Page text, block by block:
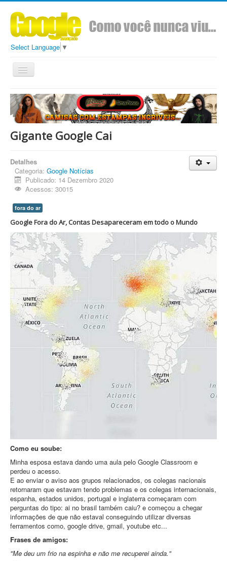
Select Language ▼
Toggle
Navigation
Gigante Google Cai
Detalhes
Categoria: Google Notícias
Publicado: 14 Dezembro 2020
Acessos: 30015
fora do ar
Google Fora do Ar, Contas Desapareceram em todo o Mundo
Como eu soube:
Minha esposa estava dando uma aula pelo Google Classroom e
perdeu o acesso.
E ao enviar o aviso aos grupos relacionados, os colegas nacionais
retornaram que estavam tendo problemas e os colegas internacionais,
espanha, estados unidos, portugal e inglaterra começaram com
perguntas do tipo: ai no brasil também caiu? e começou a chegar
informações de que não estaval conseguindo utilizar diversas
ferramentos como, google drive, gmail, youtube etc...
Frases de amigos:
"Me deu um frio na espinha e não me recuperei ainda."